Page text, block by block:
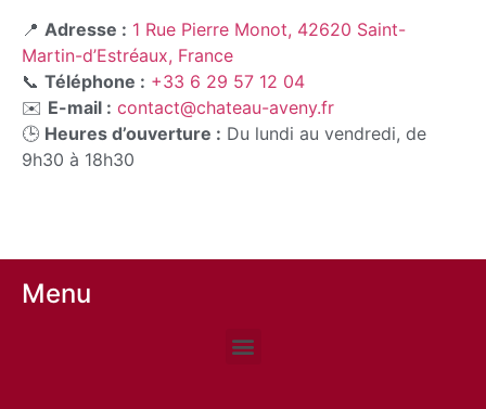
📍 Adresse : 1 Rue Pierre Monot, 42620 Saint-
Martin-d’Estréaux, France
📞 Téléphone : +33 6 29 57 12 04
✉️ E-mail : contact@chateau-aveny.fr
🕒 Heures d’ouverture : Du lundi au vendredi, de
9h30 à 18h30
Menu